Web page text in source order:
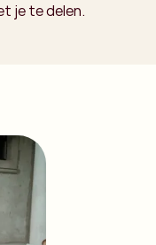
je te delen.